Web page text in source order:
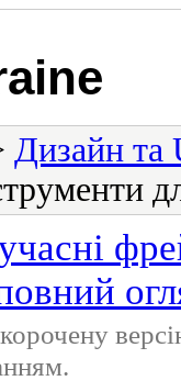
Дизайн та